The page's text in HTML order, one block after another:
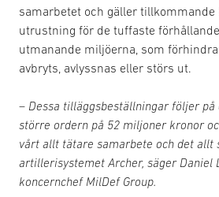
samarbetet och gäller tillkommande
utrustning för de tuffaste
utmanande miljöerna, som
avbryts, avlyssnas eller störs ut.
– Dessa tilläggsbeställningar följer på
större ordern på 52 miljoner kronor
vårt allt tätare samarbete och det
artillerisystemet Archer, säger Daniel
koncernchef MilDef Group.